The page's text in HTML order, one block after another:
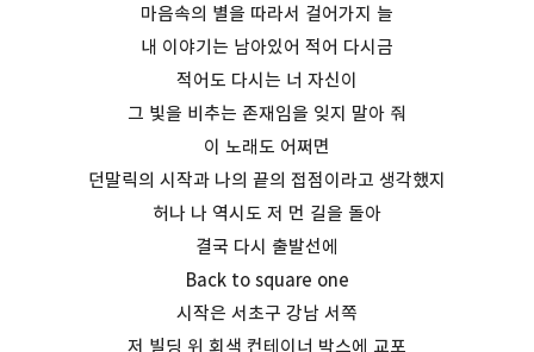
마음속의 별을 따라서 걸어가지 늘
내 이야기는 남아있어 적어 다시금
적어도 다시는 너 자신이
그 빛을 비추는 존재임을 잊지 말아 줘
이 노래도 어쩌면
던말릭의 시작과 나의 끝의 접점이라고 생각했지
허나 나 역시도 저 먼 길을 돌아
결국 다시 출발선에
Back to square one
시작은 서초구 강남 서쪽
저 빌딩 위 회색 컨테이너 박스에 교포